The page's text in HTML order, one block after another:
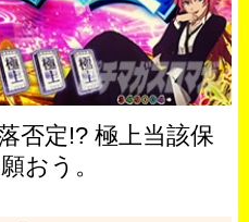
否定!? 極上当該保
おう。